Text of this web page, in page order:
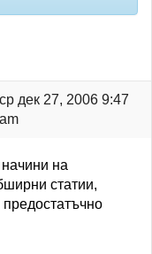
ср дек 27, 2006 9:47
am
на
статии,
предостатъчно